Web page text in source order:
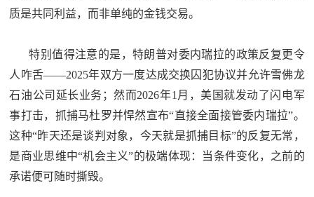
质是共同利益，而非单纯的金钱交易。
特别值得注意的是，特朗普对委内瑞拉的政策反复更令
人咋舌——2025年双方一度达成交换囚犯协议并允许雪佛龙
石油公司延长业务；然而2026年1月，美国就发动了闪电军
事打击，抓捕马杜罗并悍然宣布“直接全面接管委内瑞拉”。
这种“昨天还是谈判对象，今天就是抓捕目标”的反复无常，
是商业思维中“机会主义”的极端体现：当条件变化，之前的
承诺便可随时撕毁。